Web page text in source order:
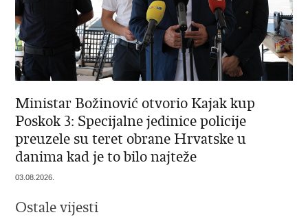
Ministar Božinović otvorio Kajak kup
Poskok 3: Specijalne jedinice policije
preuzele su teret obrane Hrvatske u
danima kad je to bilo najteže
03.08.2026.
Ostale vijesti